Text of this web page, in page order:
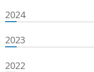
2024
2023
2022